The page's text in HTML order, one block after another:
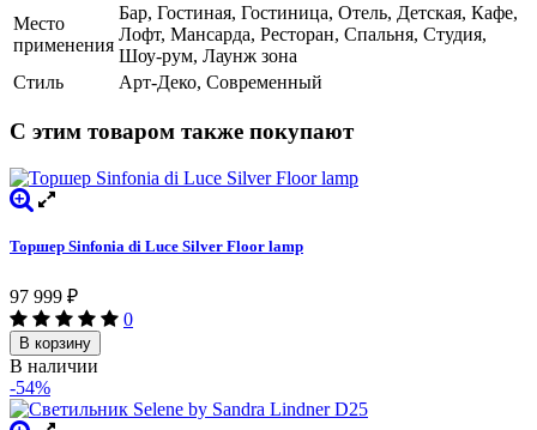
Место
применения
Бар, Гостиная, Гостиница, Отель, Детская, Кафе,
Лофт, Мансарда, Ресторан, Спальня, Студия,
Шоу-рум, Лаунж зона
Стиль
Арт-Деко, Современный
С этим товаром также покупают
Торшер Sinfonia di Luce Silver Floor lamp
97 999 ₽
0
В корзину
В наличии
-54%